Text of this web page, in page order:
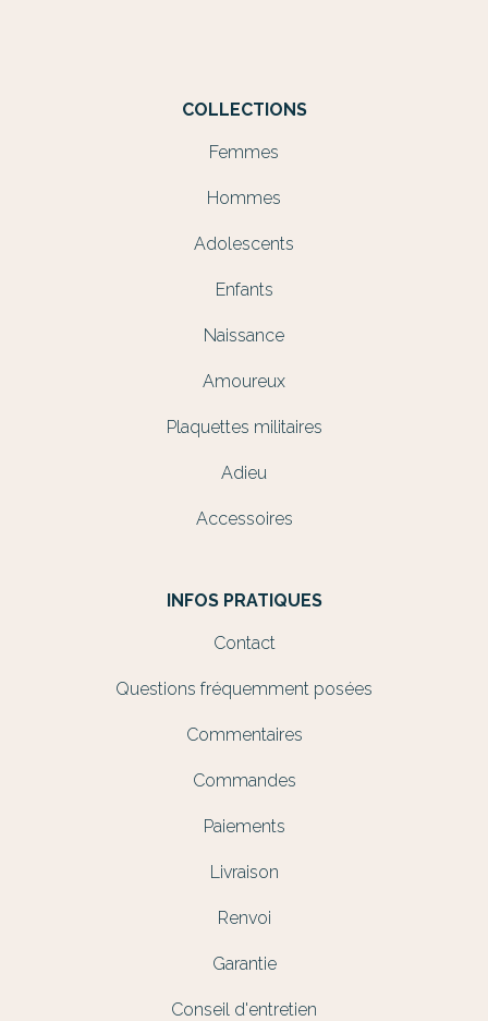
COLLECTIONS
Femmes
Hommes
Adolescents
Enfants
Naissance
Amoureux
Plaquettes militaires
Adieu
Accessoires
INFOS PRATIQUES
Contact
Questions fréquemment posées
Commentaires
Commandes
Paiements
Livraison
Renvoi
Garantie
Conseil d'entretien